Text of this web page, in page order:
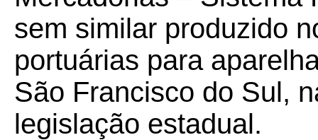
sem similar produzido
portuárias para
São Francisco do Sul,
legislação estadual.